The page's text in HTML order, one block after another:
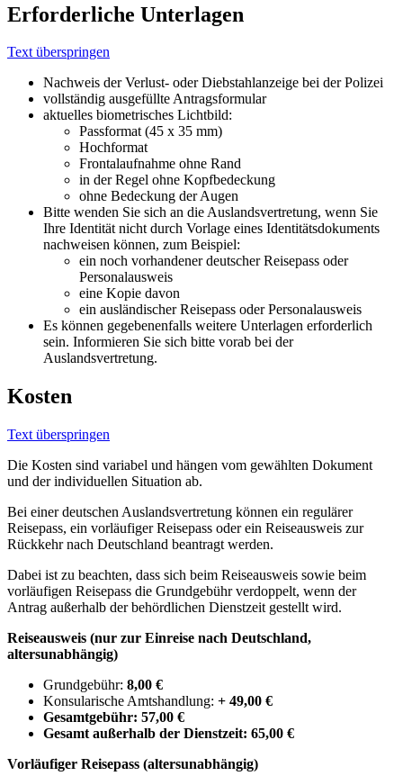
Erforderliche Unterlagen
Text überspringen
Nachweis der Verlust- oder Diebstahlanzeige bei der Polizei
vollständig ausgefüllte Antragsformular
aktuelles biometrisches Lichtbild:
Passformat (45 x 35 mm)
Hochformat
Frontalaufnahme ohne Rand
in der Regel ohne Kopfbedeckung
ohne Bedeckung der Augen
Bitte wenden Sie sich an die Auslandsvertretung, wenn Sie
Ihre Identität nicht durch Vorlage eines Identitätsdokuments
nachweisen können, zum Beispiel:
ein noch vorhandener deutscher Reisepass oder
Personalausweis
eine Kopie davon
ein ausländischer Reisepass oder Personalausweis
Es können gegebenenfalls weitere Unterlagen erforderlich
sein. Informieren Sie sich bitte vorab bei der
Auslandsvertretung.
Kosten
Text überspringen
Die Kosten sind variabel und hängen vom gewählten Dokument
und der individuellen Situation ab.
Bei einer deutschen Auslandsvertretung können ein regulärer
Reisepass, ein vorläufiger Reisepass oder ein Reiseausweis zur
Rückkehr nach Deutschland beantragt werden.
Dabei ist zu beachten, dass sich beim Reiseausweis sowie beim
vorläufigen Reisepass die Grundgebühr verdoppelt, wenn der
Antrag außerhalb der behördlichen Dienstzeit gestellt wird.
Reiseausweis (nur zur Einreise nach Deutschland,
altersunabhängig)
Grundgebühr: 8,00 €
Konsularische Amtshandlung: + 49,00 €
Gesamtgebühr: 57,00 €
Gesamt außerhalb der Dienstzeit: 65,00 €
Vorläufiger Reisepass (altersunabhängig)